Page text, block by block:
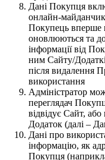
Дані Покупця
онлайн-
Покупець вперше
оновлюються та
інформації від
ним Сайту/
після видалення
використання
Адміністратор
переглядач
відвідує Сайт,
Додаток (далі –
Дані про
інформацію, як
Покупця